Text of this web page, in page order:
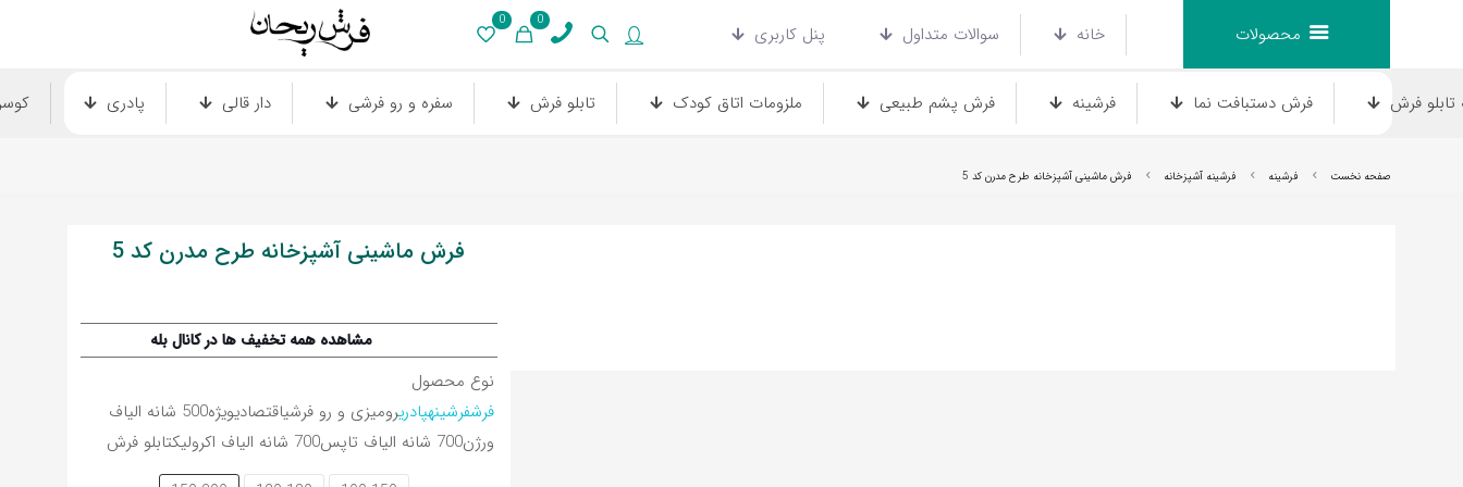
محصولات خانه سوالات متداول پنل کاربری
0
0
فرش فرش دستبافت نما فرشینه فرش پشم طبیعی ملزومات اتاق کودک تابلو فرش سفره و رو فرشی دار قالی پادری
صفحه نخست فرشینه فرشینه آشپزخانه فرش ماشینی آشپزخانه طرح مدرن کد 5
فرش ماشینی آشپزخانه طرح مدرن کد 5
مشاهده همه تخفیف ها در کانال بله
نوع محصول
فرشفرشینهپادریرومیزی و رو فرشیاقتصادیویژه
500 شانه الیاف
ورژن700 شانه الیاف تاپس 700 شانه الیاف اکرولیک تابلو فرش